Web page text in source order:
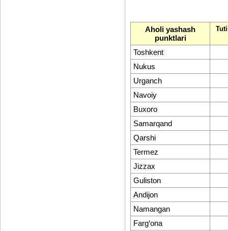
Aholi yashash
punktlari
Toshkent
Nukus
Urganch
Navoiy
Buxoro
Samarqand
Qarshi
Termez
Jizzax
Guliston
Andijon
Namangan
Farg‘ona